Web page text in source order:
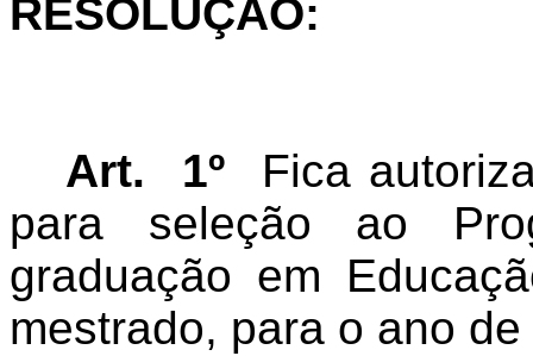
RESOLUÇÃO:
Art. 1º Fica
para seleção ao
graduação em
mestrado, para o ano